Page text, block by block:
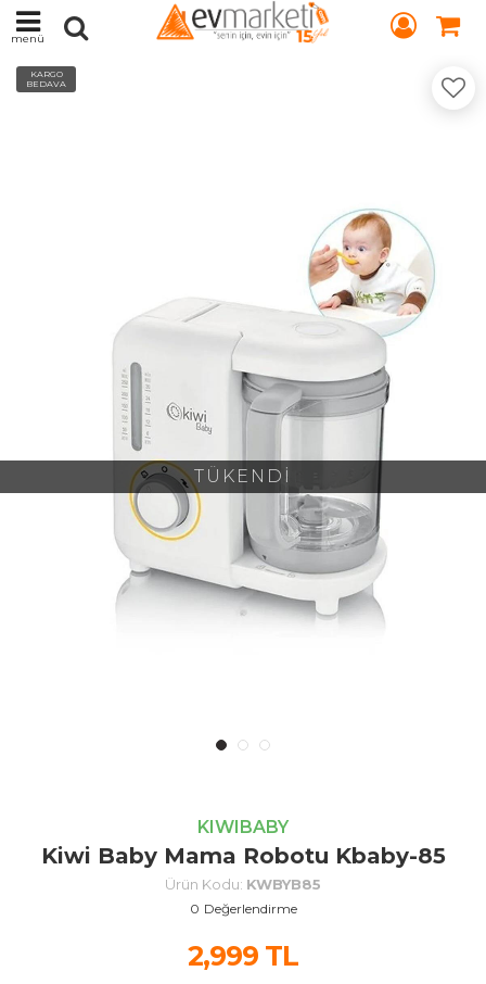
menü
TÜKENDİ
KARGO
BEDAVA
KIWIBABY
Kiwi Baby Mama Robotu Kbaby-85
Ürün Kodu: KWBYB85
0 Değerlendirme
2,999 TL